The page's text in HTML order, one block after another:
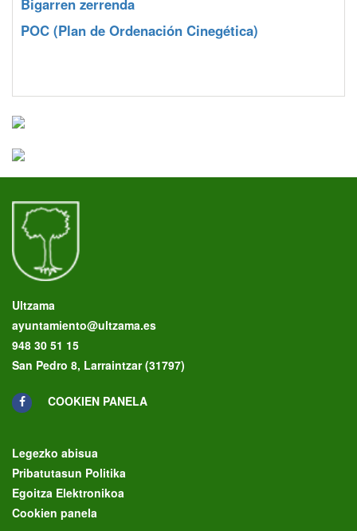
Bigarren zerrenda
POC (Plan de Ordenación Cinegética)
Ultzama
ayuntamiento@ultzama.es
948 30 51 15
San Pedro 8, Larraintzar (31797)
COOKIEN PANELA
Legezko abisua
Pribatutasun Politika
Egoitza Elektronikoa
Cookien panela